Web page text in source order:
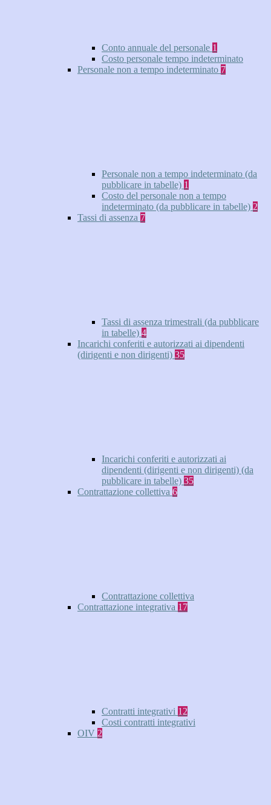
Conto annuale del personale 1
Costo personale tempo indeterminato
Personale non a tempo indeterminato 7
Personale non a tempo indeterminato (da
pubblicare in tabelle) 1
Costo del personale non a tempo
indeterminato (da pubblicare in tabelle) 2
Tassi di assenza 7
Tassi di assenza trimestrali (da pubblicare
in tabelle) 4
Incarichi conferiti e autorizzati ai dipendenti
(dirigenti e non dirigenti) 35
Incarichi conferiti e autorizzati ai
dipendenti (dirigenti e non dirigenti) (da
pubblicare in tabelle) 35
Contrattazione collettiva 6
Contrattazione collettiva
Contrattazione integrativa 17
Contratti integrativi 12
Costi contratti integrativi
OIV 2